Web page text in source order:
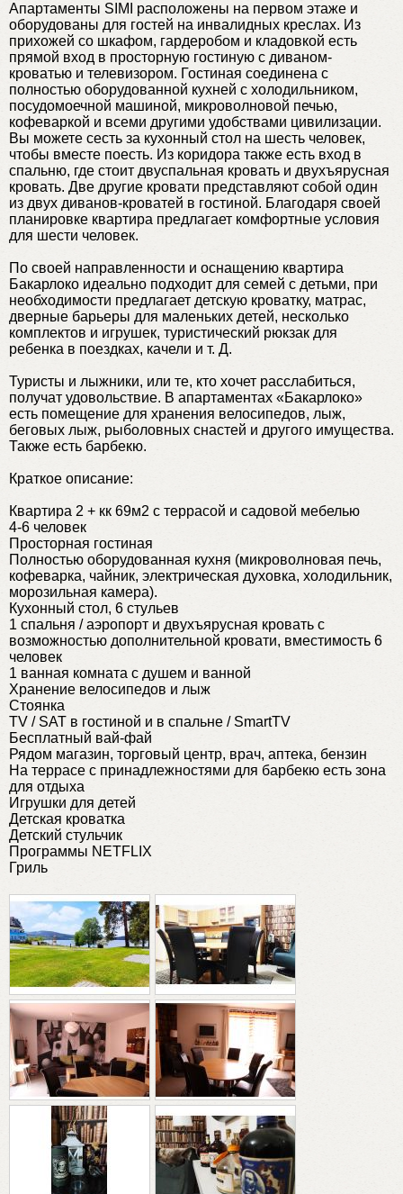
Апартаменты SIMI расположены на первом этаже и
оборудованы для гостей на инвалидных креслах. Из
прихожей со шкафом, гардеробом и кладовкой есть
прямой вход в просторную гостиную с диваном-
кроватью и телевизором. Гостиная соединена с
полностью оборудованной кухней с холодильником,
посудомоечной машиной, микроволновой печью,
кофеваркой и всеми другими удобствами цивилизации.
Вы можете сесть за кухонный стол на шесть человек,
чтобы вместе поесть. Из коридора также есть вход в
спальню, где стоит двуспальная кровать и двухъярусная
кровать. Две другие кровати представляют собой один
из двух диванов-кроватей в гостиной. Благодаря своей
планировке квартира предлагает комфортные условия
для шести человек.
По своей направленности и оснащению квартира
Бакарлоко идеально подходит для семей с детьми, при
необходимости предлагает детскую кроватку, матрас,
дверные барьеры для маленьких детей, несколько
комплектов и игрушек, туристический рюкзак для
ребенка в поездках, качели и т. Д.
Туристы и лыжники, или те, кто хочет расслабиться,
получат удовольствие. В апартаментах «Бакарлоко»
есть помещение для хранения велосипедов, лыж,
беговых лыж, рыболовных снастей и другого имущества.
Также есть барбекю.
Краткое описание:
Квартира 2 + кк 69м2 с террасой и садовой мебелью
4-6 человек
Просторная гостиная
Полностью оборудованная кухня (микроволновая печь,
кофеварка, чайник, электрическая духовка, холодильник,
морозильная камера).
Кухонный стол, 6 стульев
1 спальня / аэропорт и двухъярусная кровать с
возможностью дополнительной кровати, вместимость 6
человек
1 ванная комната с душем и ванной
Хранение велосипедов и лыж
Стоянка
TV / SAT в гостиной и в спальне / SmartTV
Бесплатный вай-фай
Рядом магазин, торговый центр, врач, аптека, бензин
На террасе с принадлежностями для барбекю есть зона
для отдыха
Игрушки для детей
Детская кроватка
Детский стульчик
Программы NETFLIX
Гриль